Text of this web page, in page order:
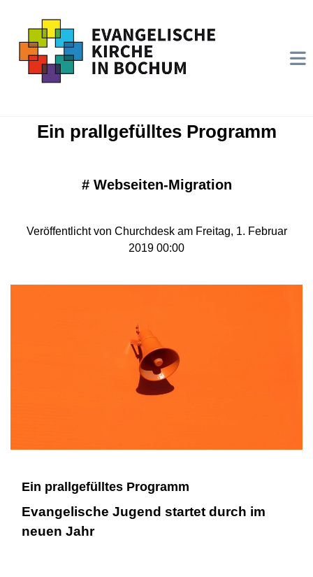
Ein prallgefülltes Programm
# Webseiten-Migration
Veröffentlicht von Churchdesk am Freitag, 1. Februar
2019 00:00
Ein prallgefülltes Programm
Evangelische Jugend startet durch im
neuen Jahr